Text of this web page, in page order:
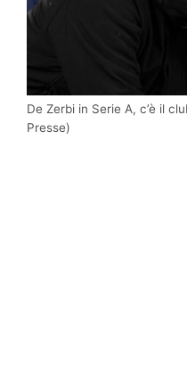
De Zerbi in Serie A, c’è il
Presse)